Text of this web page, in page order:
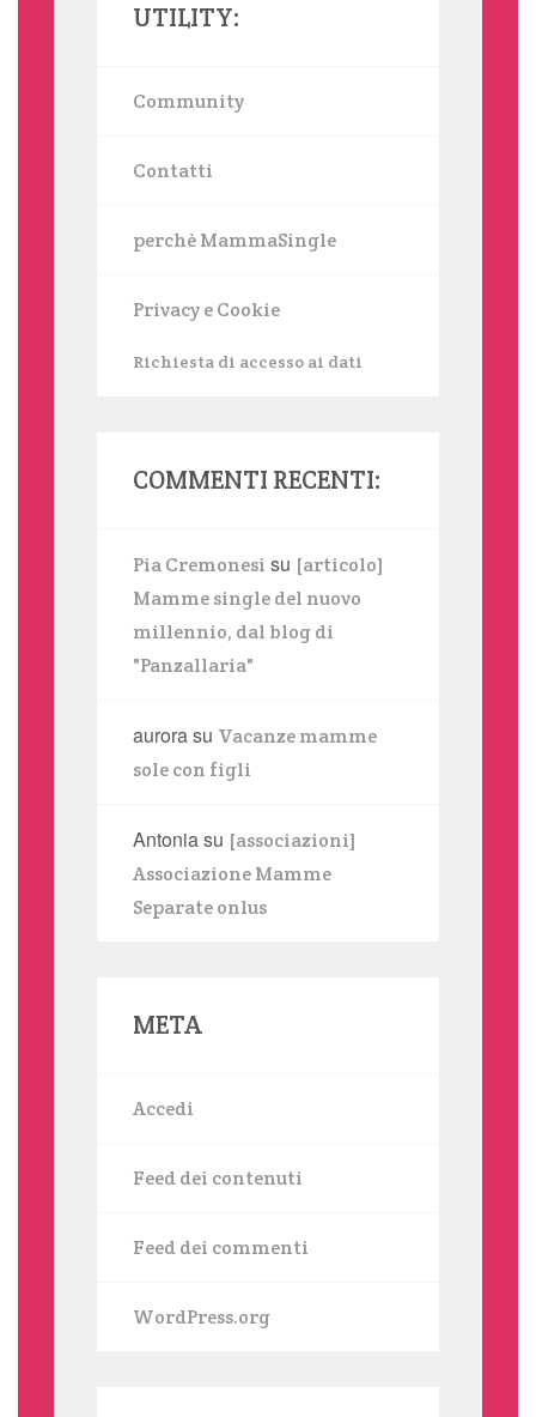
UTILITY:
Community
Contatti
perchè MammaSingle
Privacy e Cookie
Richiesta di accesso ai dati
COMMENTI RECENTI:
Pia Cremonesi su [articolo]
Mamme single del nuovo
millennio, dal blog di
"Panzallaria"
aurorasu Vacanze mamme
sole con figli
Antoniasu [associazioni]
Associazione Mamme
Separate onlus
META
Accedi
Feed dei contenuti
Feed dei commenti
WordPress.org